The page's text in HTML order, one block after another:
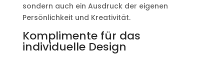
sondern auch ein Ausdruck der eigenen
Persönlichkeit und Kreativität.
Komplimente für das
individuelle Design